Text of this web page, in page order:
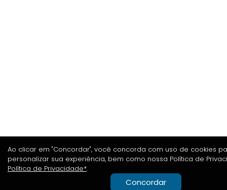
Ao clicar em "Concordar", você concorda com uso de cookies
personalizar sua experiência, bem como nossa Política de
Política de Privacidade*.
Concordar